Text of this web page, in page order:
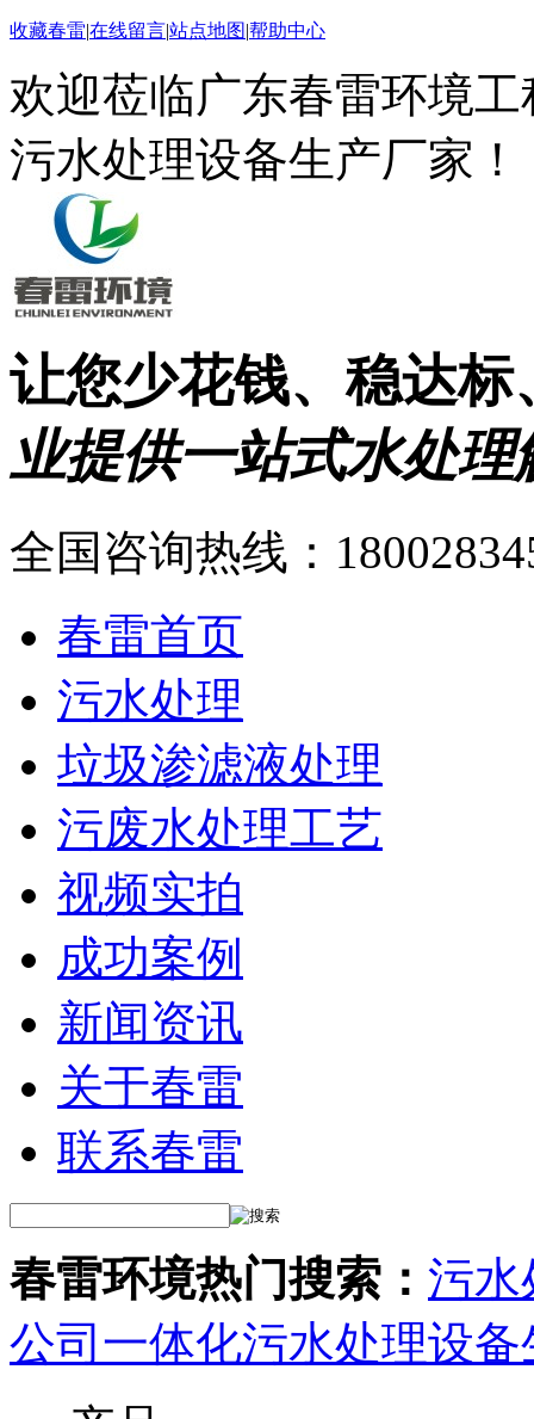
收藏春雷|在线留言|站点地图|帮助中心
欢迎莅临广东春雷环境
污水处理设备生产厂家！
让您少花钱、稳达标
业提供一站式水处理
全国咨询热线：
春雷首页
污水处理
垃圾渗滤液处理
污废水处理工艺
视频实拍
成功案例
新闻资讯
关于春雷
联系春雷
春雷环境热门搜索： 污水
公司 一体化污水处理设备